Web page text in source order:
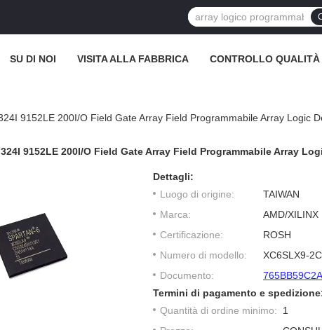
SU DI NOI VISITA ALLA FABBRICA CONTROLLO QUALITÀ
9152LE 200I/O Field Gate Array Field Programmabile Array Logic
9152LE 200I/O Field Gate Array Field Programmabile Array
Dettagli:
Luogo di origine:
TAIWAN
Marca:
AMD/XILINX
Certificazione:
ROSH
Numero di modello:
XC6SLX9-
Documento:
Termini di pagamento e
Quantità di ordine minimo:
1